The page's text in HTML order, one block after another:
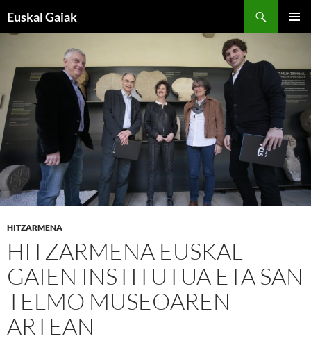
salto
Euskal Gaiak
HITZARMENA
HITZARMENA EUSKAL
GAIEN INSTITUTUA ETA SAN
TELMO MUSEOAREN
ARTEAN